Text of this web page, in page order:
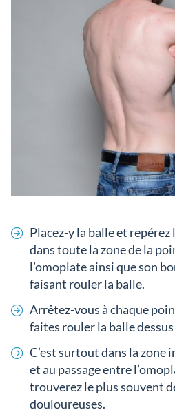
Placez-y la balle et
dans toute la zone de la
l’omoplate ainsi que son
faisant rouler la balle.
Arrêtez-vous à chaque
faites rouler la balle
C’est surtout dans la zone
et au passage entre
trouverez le plus souvent
douloureuses.